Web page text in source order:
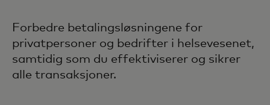
Forbedre betalingsløsningene for
privatpersoner og bedrifter i helsevesenet,
samtidig som du effektiviserer og sikrer
alle transaksjoner.